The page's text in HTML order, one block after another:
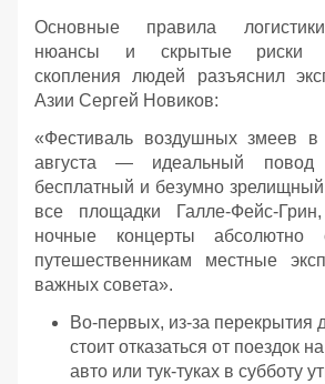
Основные правила
нюансы и скрытые риски
скопления людей разъяснил
Азии Сергей Новиков:
«Фестиваль воздушных змеев
августа — идеальный повод
бесплатный и безумно
все площадки Галле-Фейс-
ночные концерты абсолютно
путешественникам местные
важных совета».
Во-первых, из-за перекрытия
стоит отказаться от поездок
авто или тук-туках в субботу